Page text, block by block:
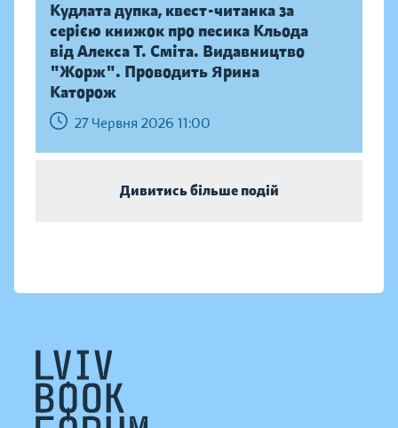
Кудлата дупка, квест-читанка за
серією книжок про песика Кльода
від Алекса Т. Сміта. Видавництво
"Жорж". Проводить Ярина
Каторож
27 Червня 2026 11:00
Дивитись більше подій